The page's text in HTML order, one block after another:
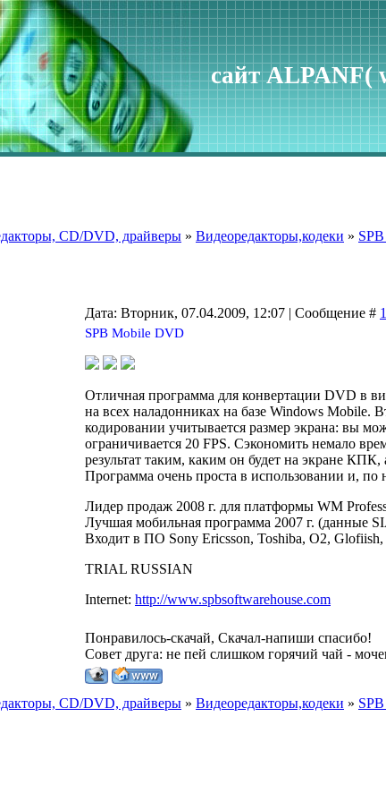
сайт ALPANF(
CD/DVD, драйверы » Видеоредакторы,кодеки »
Дата: Вторник, 07.04.2009, 12:07 | Сообщение # 1
SPB Mobile DVD
Отличная программа для конвертации DVD в
на всех наладонниках на базе Windows Mobile.
кодировании учитывается размер экрана: вы
ограничивается 20 FPS. Сэкономить немало
результат таким, каким он будет на экране КПК,
Программа очень проста в использовании и,
Лидер продаж 2008 г. для платформы WM
Лучшая мобильная программа 2007 г. (данные
Входит в ПО Sony Ericsson, Toshiba, O2, Glofiish,
TRIAL RUSSIAN
Internet: http://www.spbsoftwarehouse.com
Понравилось-скачай, Скачал-напиши спасибо!
Совет друга: не пей слишком горячий чай -
CD/DVD, драйверы » Видеоредакторы,кодеки »